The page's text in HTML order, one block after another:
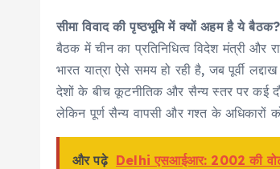
सीमा विवाद की पृष्ठभूमि में क्यों अहम है ये बैठक?
बैठक में चीन का प्रतिनिधित्व विदेश मंत्री और
भारत यात्रा ऐसे समय हो रही है, जब पूर्वी
देशों के बीच कूटनीतिक और सैन्य स्तर पर कई
लेकिन पूर्ण सैन्य वापसी और गश्त के अधिकारों
और पढ़े Delhi एसआईआर: 2002 की वोटर